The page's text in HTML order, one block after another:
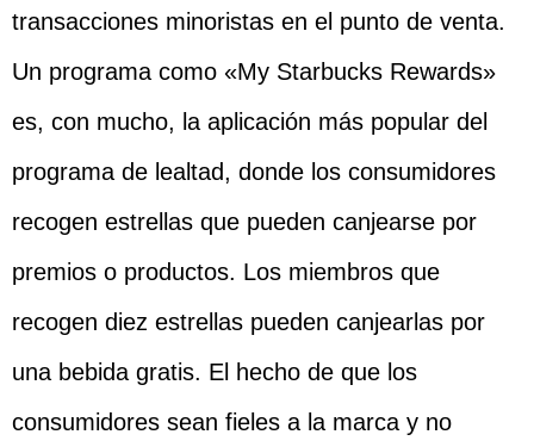
transacciones minoristas en el punto de venta.
Un programa como «My Starbucks Rewards»
es, con mucho, la aplicación más popular del
programa de lealtad, donde los consumidores
recogen estrellas que pueden canjearse por
premios o productos. Los miembros que
recogen diez estrellas pueden canjearlas por
una bebida gratis. El hecho de que los
consumidores sean fieles a la marca y no